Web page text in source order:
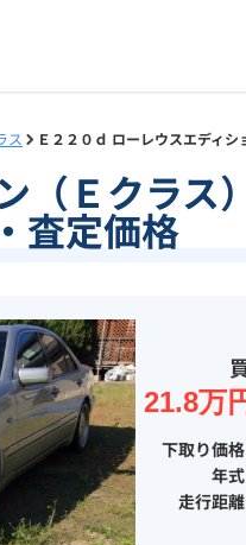
ス Ｅ２２０ｄ ローレウスエディシ
（Ｅクラ
査定価格
21.8万
下取り価格
年式
走行距離